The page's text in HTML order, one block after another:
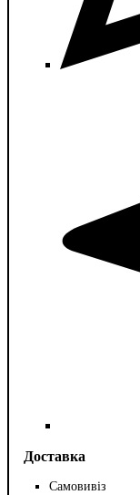
Доставка
Самовивіз